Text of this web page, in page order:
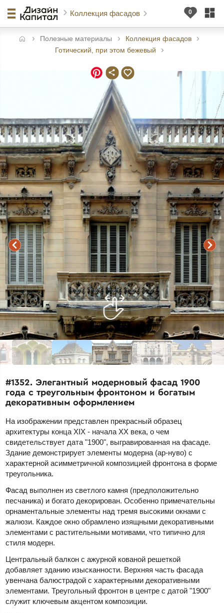
Коллекция фасадов
Полезные материалы
Коллекция фасадов
Готический, при этом бежевый
#1352. Элегантный модерновый фасад 1900
года с треугольным фронтоном и богатым
декоративным оформлением
На изображении представлен прекрасный образец
архитектуры конца XIX - начала XX века, о чем
свидетельствует дата "1900", выгравированная на фасаде.
Здание демонстрирует элементы модерна (ар-нуво) с
характерной асимметричной композицией фронтона в форме
треугольника.
Фасад выполнен из светлого камня (предположительно
песчаника) и богато декорирован. Особенно примечательны
орнаментальные элементы над тремя высокими окнами с
жалюзи. Каждое окно обрамлено изящными декоративными
элементами с растительными мотивами, что типично для
стиля модерн.
Центральный балкон с ажурной кованой решеткой
добавляет зданию изысканности. Верхняя часть фасада
увенчана балюстрадой с характерными декоративными
элементами. Треугольный фронтон в центре с датой "1900"
служит ключевым акцентом композиции.